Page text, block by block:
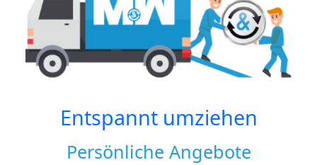
Entspannt umziehen
Persönliche Angebote